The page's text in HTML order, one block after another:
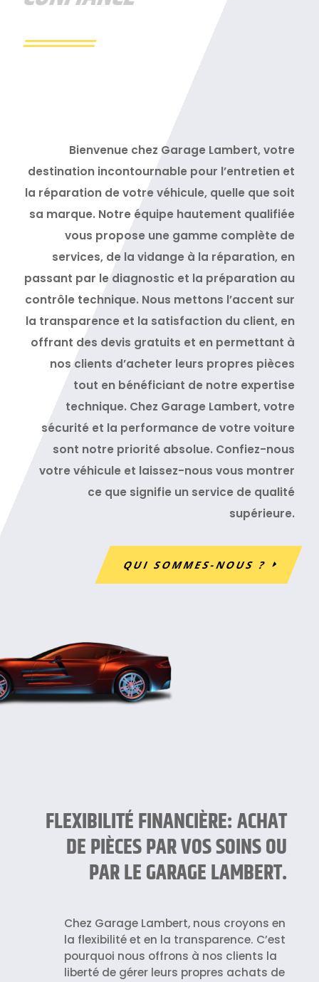
Bienvenue chez Garage Lambert, votre
destination incontournable pour l’entretien et
la réparation de votre véhicule, quelle que soit
sa marque. Notre équipe hautement qualifiée
vous propose une gamme complète de
services, de la vidange à la réparation, en
passant par le diagnostic et la préparation au
contrôle technique. Nous mettons l’accent sur
la transparence et la satisfaction du client, en
offrant des devis gratuits et en permettant à
nos clients d’acheter leurs propres pièces
tout en bénéficiant de notre expertise
technique. Chez Garage Lambert, votre
sécurité et la performance de votre voiture
sont notre priorité absolue. Confiez-nous
votre véhicule et laissez-nous vous montrer
ce que signifie un service de qualité
supérieure.
QUI SOMMES-NOUS ?
FLEXIBILITÉ FINANCIÈRE: ACHAT
DE PIÈCES PAR VOS SOINS OU
PAR LE GARAGE LAMBERT.
Chez Garage Lambert, nous croyons en
la flexibilité et en la transparence. C’est
pourquoi nous offrons à nos clients la
liberté de gérer leurs propres achats de